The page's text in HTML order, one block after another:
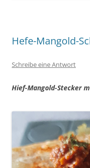
Hefe-Mangold-
Schreibe eine Antwort
Hief-Mangold-Stecker